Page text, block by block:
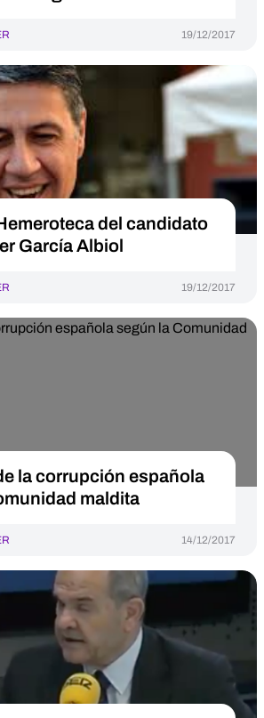
19/12/2017
del candidato
García Albiol
19/12/2017
la corrupción española
maldita
14/12/2017